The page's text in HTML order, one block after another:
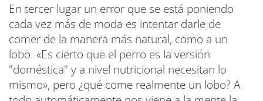
En tercer lugar un error que se está poniendo
cada vez más de moda es intentar darle de
comer de la manera más natural, como a un
lobo. «Es cierto que el perro es la versión
"doméstica" y a nivel nutricional necesitan lo
mismo», pero ¿qué come realmente un lobo? A